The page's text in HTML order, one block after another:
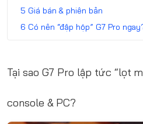
Giá bán & phiên bản
Có nên “đập hộp” G7 Pro
Tại sao G7 Pro lập tức “lọt
console & PC?